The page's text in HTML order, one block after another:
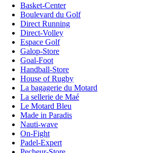
Basket-Center
Boulevard du Golf
Direct Running
Direct-Volley
Espace Golf
Galop-Store
Goal-Foot
Handball-Store
House of Rugby
La bagagerie du Motard
La sellerie de Maé
Le Motard Bleu
Made in Paradis
Nauti-wave
On-Fight
Padel-Expert